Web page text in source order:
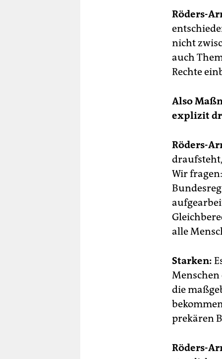
Röders-
nicht
auch
Rechte
Also
explizit
Röders-
Wir
alle
Starken:
Menschen
die
prekären
Röders-